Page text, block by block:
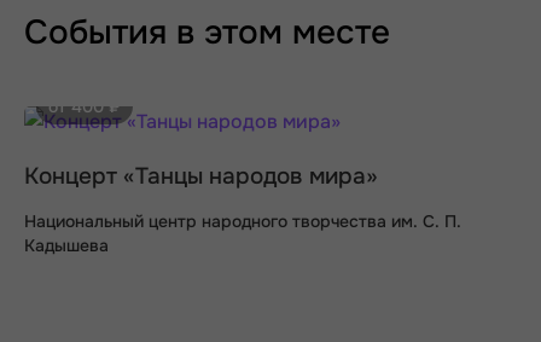
События в этом месте
от 400 ₽
Концерт «Танцы народов мира»
Национальный центр народного творчества им. С. П.
Кадышева